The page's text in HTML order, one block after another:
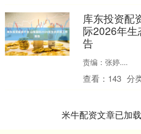
库东投资配
际2026年生
告
责编：张婷....
查看： 143 分
米牛配资文章已加